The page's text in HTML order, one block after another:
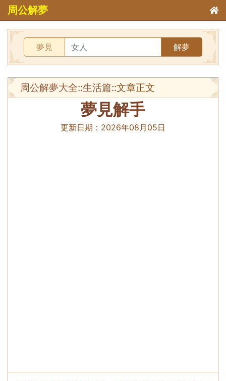
周公解夢
夢見 解夢
周公解夢大全::生活篇::文章正文
夢見解手
更新日期： 2026年08月05日